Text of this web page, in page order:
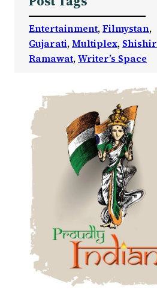
Entertainment, Filmystan
Gujarati, Multiplex, Shishir
Ramawat, Writer’s Space